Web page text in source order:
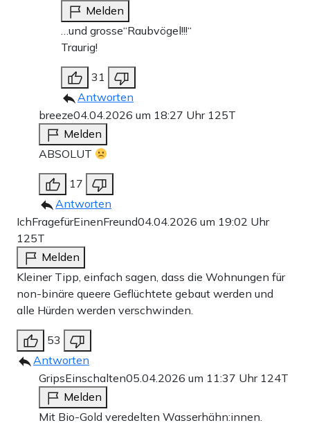
Melden
…und grosse“Raubvögel!!!“
Traurig!
31
Antworten
breeze04.04.2026 um 18:27 Uhr 125T
Melden
ABSOLUT
17
Antworten
IchFragefürEinenFreund04.04.2026 um 19:02 Uhr
125T
Melden
Kleiner Tipp, einfach sagen, dass die Wohnungen für
non-binäre queere Geflüchtete gebaut werden und
alle Hürden werden verschwinden.
53
Antworten
GripsEinschalten05.04.2026 um 11:37 Uhr 124T
Melden
Mit Bio-Gold veredelten Wasserhähn:innen.